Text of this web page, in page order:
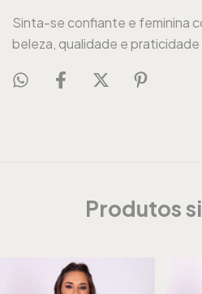
Sinta-se confiante e feminina
beleza, qualidade e
Produtos